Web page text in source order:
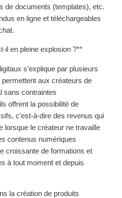
de documents (templates), etc.
en ligne et téléchargeables
il en pleine explosion ?**
s’explique par plusieurs
permettent aux créateurs de
sans contraintes
offrent la possibilité de
c’est-à-dire des revenus qui
lorsque le créateur ne travaille
contenus numériques
croissante de formations et
à tout moment et depuis
la création de produits